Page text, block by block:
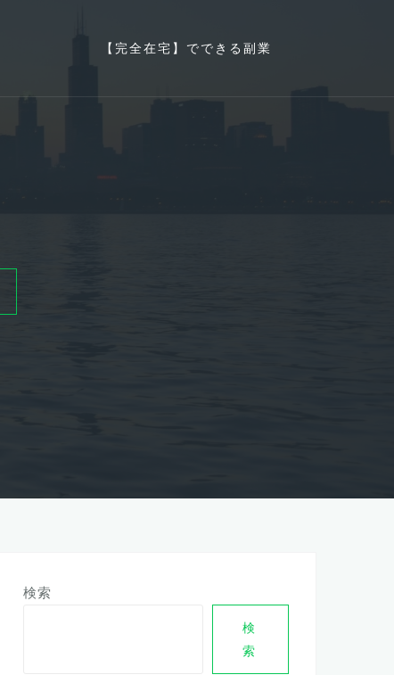
【完全在宅】でできる副業
検索
検
索